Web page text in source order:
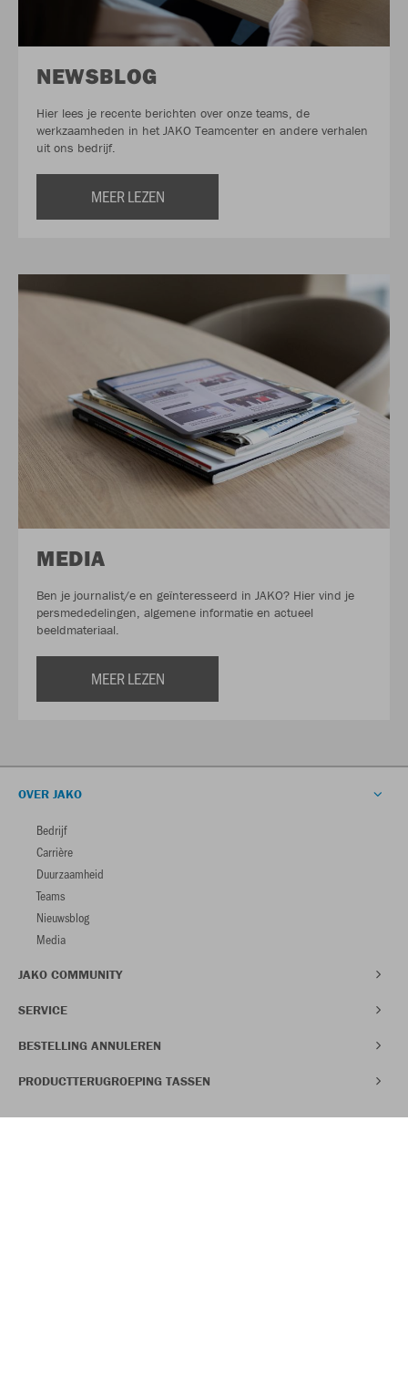
NEWSBLOG
Hier lees je recente berichten over onze teams, de
werkzaamheden in het JAKO Teamcenter en andere verhalen
uit ons bedrijf.
MEER LEZEN
MEDIA
Ben je journalist/e en geïnteresseerd in JAKO? Hier vind je
persmededelingen, algemene informatie en actueel
beeldmateriaal.
MEER LEZEN
OVER JAKO
Bedrijf
Carrière
Duurzaamheid
Teams
Nieuwsblog
Media
JAKO COMMUNITY
SERVICE
BESTELLING ANNULEREN
PRODUCTTERUGROEPING TASSEN